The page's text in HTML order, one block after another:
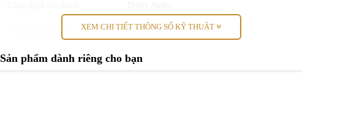
2x10w
KẾT NỐI
XEM CHI TIẾT THÔNG SỐ KỸ THUẬT
Sản phẩm dành riêng cho bạn